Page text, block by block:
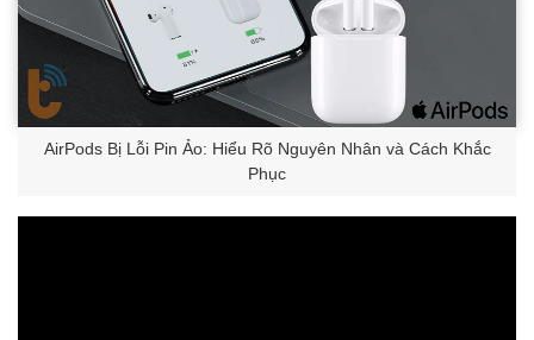
AirPods Bị Lỗi Pin Ảo: Hiểu Rõ Nguyên Nhân và Cách Khắc
Phục